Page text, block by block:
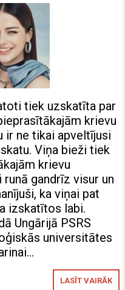
tiek uzskatīta par
krievu
ir ne tikai apveltījusi
Viņa bieži tiek
krievu
gandrīz visur un
ka viņai pat
izskatītos labi.
Ungārijā PSRS
universitātes
LASĪT VAIRĀK